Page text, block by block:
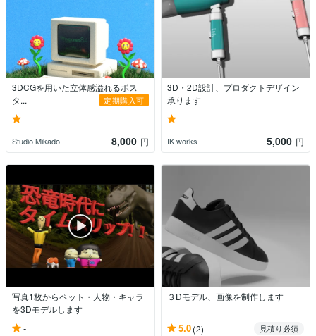
3DCGを用いた立体感溢れるポス
タ...
定期購入可
-
Studio Mikado 8,000 円
3D・2D設計、プロダクトデザイン
承ります
-
IK works 5,000 円
写真1枚からペット・人物・キャラ
を3Dモデルします
-
３Dモデル、画像を制作します
5.0(2)
見積り必須